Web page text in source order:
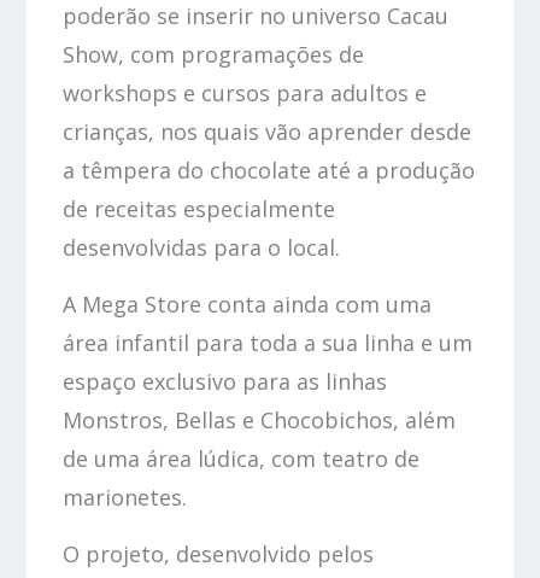
poderão se inserir no universo Cacau
Show, com programações de
workshops e cursos para adultos e
crianças, nos quais vão aprender desde
a têmpera do chocolate até a produção
de receitas especialmente
desenvolvidas para o local.
A Mega Store conta ainda com uma
área infantil para toda a sua linha e um
espaço exclusivo para as linhas
Monstros, Bellas e Chocobichos, além
de uma área lúdica, com teatro de
marionetes.
O projeto, desenvolvido pelos